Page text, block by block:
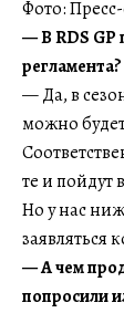
Фото:
— В RDS GP
регламента?
— Да, в
можно
те и пойдут
Но у нас
заявляться
— А чем
попросили